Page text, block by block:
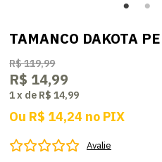
TAMANCO DAKOTA
R$ 119,99
R$ 14,99
1x de R$ 14,99
Ou R$ 14,24 no PIX
Avalie